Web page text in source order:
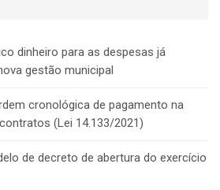
dinheiro para as despesas já
gestão municipal
cronológica de pagamento na
(Lei 14.133/2021)
de decreto de abertura do exercício